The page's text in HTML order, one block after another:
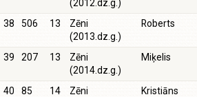
(2012.dz.g.)
38 506 13
Zēni
(2013.dz.g.)
Roberts
39 207 13
Zēni
(2014.dz.g.)
Miķelis
40 85 14
Zēni
Kristiāns